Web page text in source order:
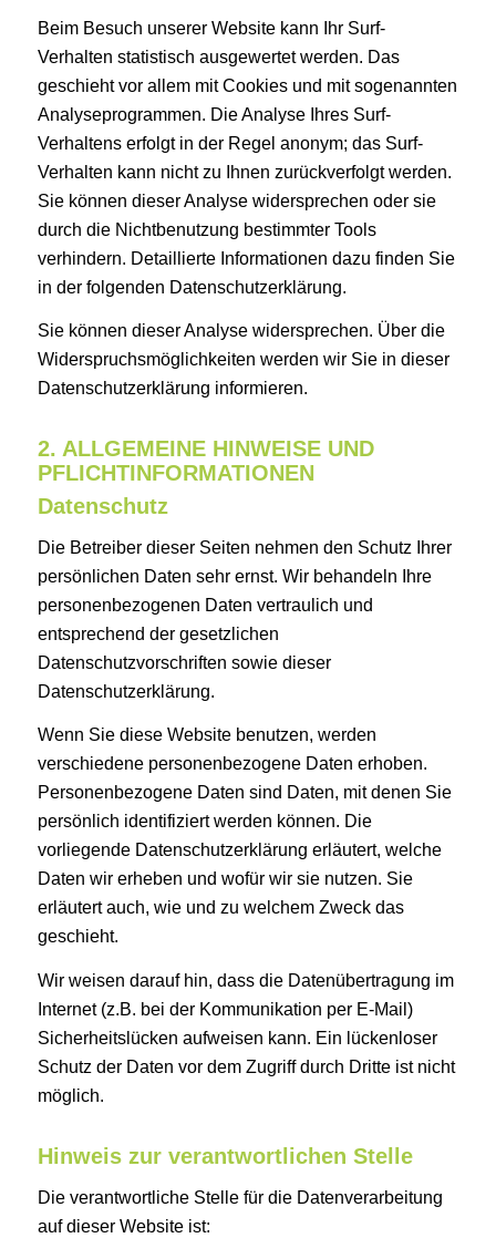
Beim Besuch unserer Website kann Ihr Surf-
Verhalten statistisch ausgewertet werden. Das
geschieht vor allem mit Cookies und mit sogenannten
Analyseprogrammen. Die Analyse Ihres Surf-
Verhaltens erfolgt in der Regel anonym; das Surf-
Verhalten kann nicht zu Ihnen zurückverfolgt werden.
Sie können dieser Analyse widersprechen oder sie
durch die Nichtbenutzung bestimmter Tools
verhindern. Detaillierte Informationen dazu finden Sie
in der folgenden Datenschutzerklärung.
Sie können dieser Analyse widersprechen. Über die
Widerspruchsmöglichkeiten werden wir Sie in dieser
Datenschutzerklärung informieren.
2. ALLGEMEINE HINWEISE UND
PFLICHTINFORMATIONEN
Datenschutz
Die Betreiber dieser Seiten nehmen den Schutz Ihrer
persönlichen Daten sehr ernst. Wir behandeln Ihre
personenbezogenen Daten vertraulich und
entsprechend der gesetzlichen
Datenschutzvorschriften sowie dieser
Datenschutzerklärung.
Wenn Sie diese Website benutzen, werden
verschiedene personenbezogene Daten erhoben.
Personenbezogene Daten sind Daten, mit denen Sie
persönlich identifiziert werden können. Die
vorliegende Datenschutzerklärung erläutert, welche
Daten wir erheben und wofür wir sie nutzen. Sie
erläutert auch, wie und zu welchem Zweck das
geschieht.
Wir weisen darauf hin, dass die Datenübertragung im
Internet (z.B. bei der Kommunikation per E-Mail)
Sicherheitslücken aufweisen kann. Ein lückenloser
Schutz der Daten vor dem Zugriff durch Dritte ist nicht
möglich.
Hinweis zur verantwortlichen Stelle
Die verantwortliche Stelle für die Datenverarbeitung
auf dieser Website ist: